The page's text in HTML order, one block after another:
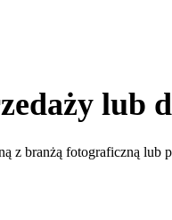
lub
z branżą fotograficzną